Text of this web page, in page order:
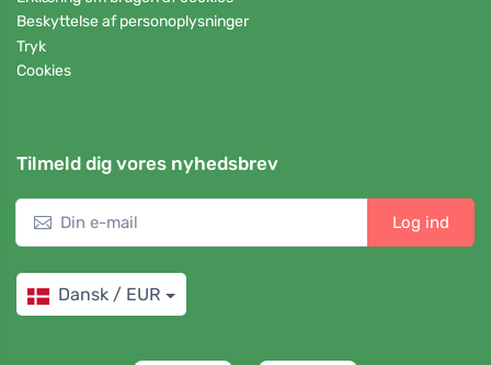
Beskyttelse af personoplysninger
Tryk
Cookies
Tilmeld dig vores nyhedsbrev
Log ind
Dansk / EUR